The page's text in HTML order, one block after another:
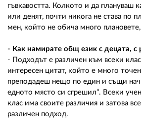
гъвкавостта. Колкото и да плануваш
или денят, почти никога не става по
мен, който не обича много
- Как намирате общ език с децата, с
- Подходът е различен към всеки
интересен цитат, който е много
преподадеш нещо по един и същи
едното място си сгрешил“. Всеки
клас има своите различия и затова
различен подход.